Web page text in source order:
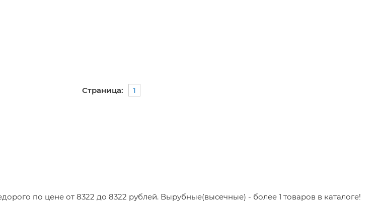
Страница: 1
по цене от 8322 до 8322 рублей. Вырубные(высечные) - более 1 товаров в каталоге!